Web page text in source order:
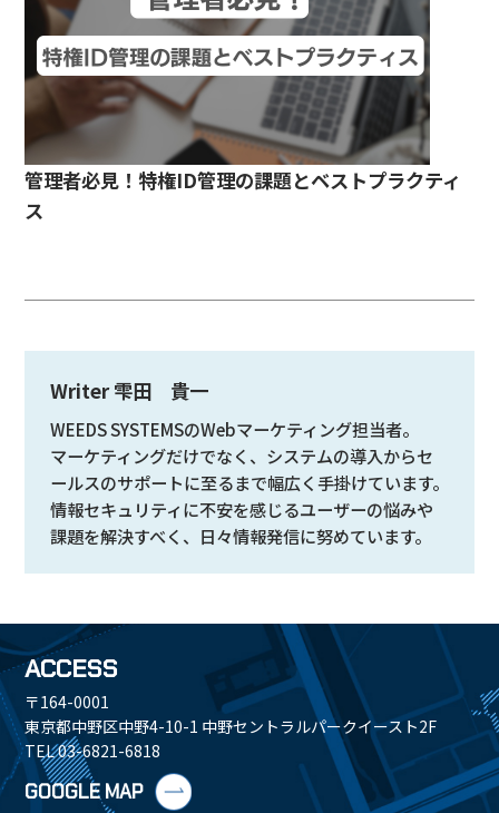
管理者必見！特権ID管理の課題とベストプラクティ
ス
Writer 雫田 貴一
WEEDS SYSTEMSのWebマーケティング担当者。
マーケティングだけでなく、システムの導入からセ
ールスのサポートに至るまで幅広く手掛けています。
情報セキュリティに不安を感じるユーザーの悩みや
課題を解決すべく、日々情報発信に努めています。
ACCESS
〒164-0001
東京都中野区中野4-10-1 中野セントラルパークイースト2F
TEL 03-6821-6818
GOOGLE MAP